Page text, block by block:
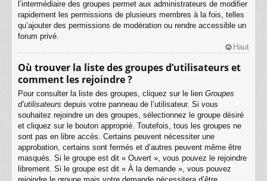
l’intermédiaire des groupes permet aux administrateurs de modifier
rapidement les permissions de plusieurs membres à la fois, telles
qu’ajouter des permissions de modération ou rendre accessible un
forum privé.
Haut
Où trouver la liste des groupes d’utilisateurs et
comment les rejoindre ?
Pour consulter la liste des groupes, cliquez sur le lien Groupes
d’utilisateurs depuis votre panneau de l’utilisateur. Si vous
souhaitez rejoindre un des groupes, sélectionnez le groupe désiré
et cliquez sur le bouton approprié. Toutefois, tous les groupes ne
sont pas en libre accès. Certains peuvent nécessiter une
approbation, certains sont fermés et d’autres peuvent même être
masqués. Si le groupe est dit « Ouvert », vous pouvez le rejoindre
librement. Si le groupe est dit « À la demande », vous pouvez